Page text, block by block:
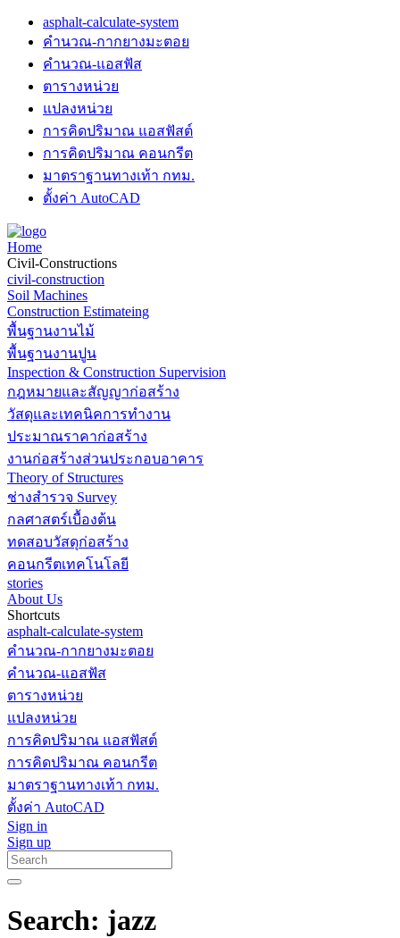
asphalt-calculate-system
คำนวณ-กากยางมะตอย
คำนวณ-แอสฟัส
ตารางหน่วย
แปลงหน่วย
การคิดปริมาณ แอสฟัสต์
การคิดปริมาณ คอนกรีต
มาตราฐานทางเท้า กทม.
ตั้งค่า AutoCAD
Home
Civil-Constructions
civil-construction
Soil Machines
Construction Estimateing
พื้นฐานงานไม้
พื้นฐานงานปูน
Inspection & Construction Supervision
กฎหมายและสัญญาก่อสร้าง
วัสดุและเทคนิคการทำงาน
ประมาณราคาก่อสร้าง
งานก่อสร้างส่วนประกอบอาคาร
Theory of Structures
ช่างสำรวจ Survey
กลศาสตร์เบื้องต้น
ทดสอบวัสดุก่อสร้าง
คอนกรีตเทคโนโลยี
stories
About Us
Shortcuts
asphalt-calculate-system
คำนวณ-กากยางมะตอย
คำนวณ-แอสฟัส
ตารางหน่วย
แปลงหน่วย
การคิดปริมาณ แอสฟัสต์
การคิดปริมาณ คอนกรีต
มาตราฐานทางเท้า กทม.
ตั้งค่า AutoCAD
Sign in
Sign up
Search: jazz